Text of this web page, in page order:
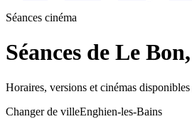
Séances cinéma
Séances de Le
Horaires, versions et cinémas
Changer de villeEnghien-les-Bains